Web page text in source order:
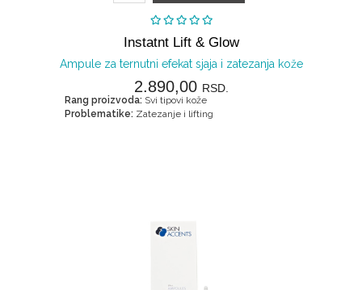
Instatnt Lift & Glow
Ampule za ternutni efekat sjaja i zatezanja kože
2.890,00 RSD.
Rang proizvoda: Svi tipovi kože
Problematike: Zatezanje i lifting